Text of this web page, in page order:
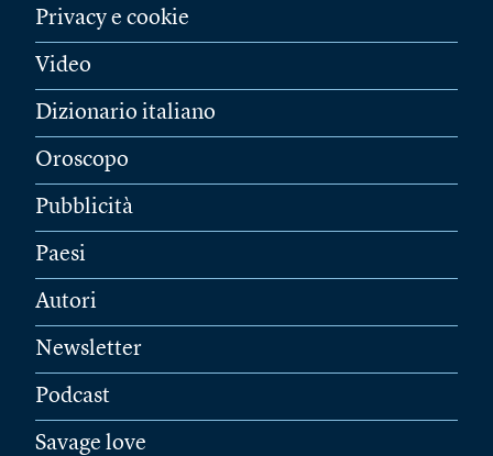
Privacy e cookie
Video
Dizionario italiano
Oroscopo
Pubblicità
Paesi
Autori
Newsletter
Podcast
Savage love